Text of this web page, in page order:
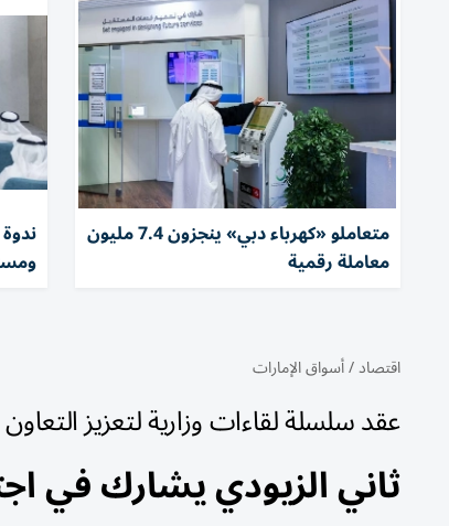
متعاملو «كهرباء دبي» ينجزون 7.4 مليون
معاملة رقمية
اقتصاد/أسواق الإمارات
عقد سلسلة لقاءات وزارية لتعزيز
ثاني الزيودي يشارك في